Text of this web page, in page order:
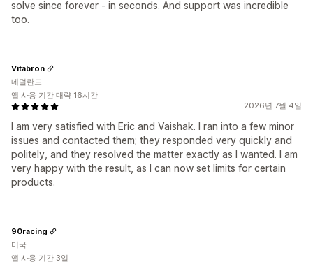
solve since forever - in seconds. And support was incredible
too.
2026년 7월 4일
I am very satisfied with Eric and Vaishak. I ran into a few minor
issues and contacted them; they responded very quickly and
politely, and they resolved the matter exactly as I wanted. I am
very happy with the result, as I can now set limits for certain
products.
Vitabron
네덜란드
앱 사용 기간 대략 16시간
90racing
미국
앱 사용 기간 3일